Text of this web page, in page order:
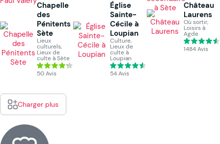
Chapelle
des
Pénitents
Sète
Lieux
culturels,
Lieux de
culte à Sète
50 Avis
Église
Sainte-
Cécile à
Loupian
Culture,
Lieux de
culte à
Loupian
54 Avis
Château
Laurens
Où sortir,
Loisirs à
Agde
1484 Avis
Charger plus